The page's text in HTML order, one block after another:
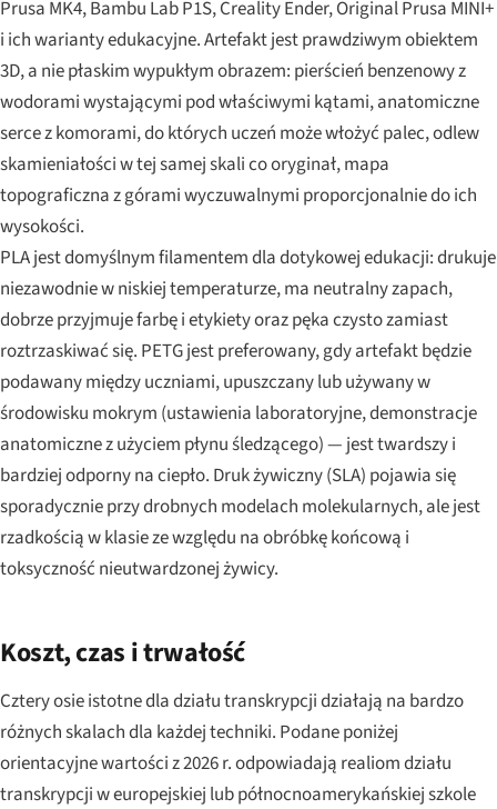
Prusa MK4, Bambu Lab P1S, Creality Ender, Original Prusa MINI+
i ich warianty edukacyjne. Artefakt jest prawdziwym obiektem
3D, a nie płaskim wypukłym obrazem: pierścień benzenowy z
wodorami wystającymi pod właściwymi kątami, anatomiczne
serce z komorami, do których uczeń może włożyć palec, odlew
skamieniałości w tej samej skali co oryginał, mapa
topograficzna z górami wyczuwalnymi proporcjonalnie do ich
wysokości.
PLA jest domyślnym filamentem dla dotykowej edukacji: drukuje
niezawodnie w niskiej temperaturze, ma neutralny zapach,
dobrze przyjmuje farbę i etykiety oraz pęka czysto zamiast
roztrzaskiwać się. PETG jest preferowany, gdy artefakt będzie
podawany między uczniami, upuszczany lub używany w
środowisku mokrym (ustawienia laboratoryjne, demonstracje
anatomiczne z użyciem płynu śledzącego) — jest twardszy i
bardziej odporny na ciepło. Druk żywiczny (SLA) pojawia się
sporadycznie przy drobnych modelach molekularnych, ale jest
rzadkością w klasie ze względu na obróbkę końcową i
toksyczność nieutwardzonej żywicy.
Koszt, czas i trwałość
Cztery osie istotne dla działu transkrypcji działają na bardzo
różnych skalach dla każdej techniki. Podane poniżej
orientacyjne wartości z 2026 r. odpowiadają realiom działu
transkrypcji w europejskiej lub północnoamerykańskiej szkole